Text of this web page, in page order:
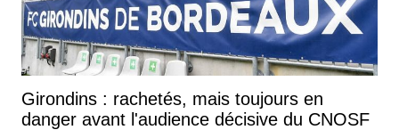
Girondins : rachetés, mais toujours en
danger avant l'audience décisive du CNOSF